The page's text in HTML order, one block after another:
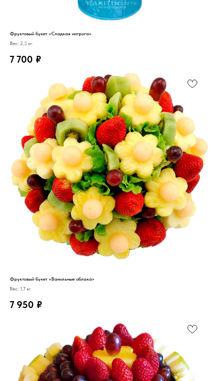
Фруктовый букет «Сладкая интрига»
Вес: 2,3 кг.
7 700 ₽
Фруктовый букет «Ванильные облака»
Вес: 1,7 кг.
7 950 ₽